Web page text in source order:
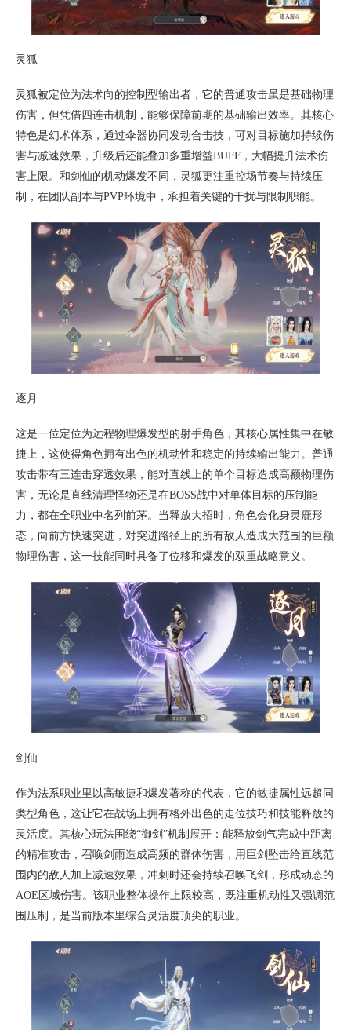
灵狐
灵狐被定位为法术向的控制型输出者，它的普通攻击虽是基础物理
伤害，但凭借四连击机制，能够保障前期的基础输出效率。其核心
特色是幻术体系，通过伞器协同发动合击技，可对目标施加持续伤
害与减速效果，升级后还能叠加多重增益BUFF，大幅提升法术伤
害上限。和剑仙的机动爆发不同，灵狐更注重控场节奏与持续压
制，在团队副本与PVP环境中，承担着关键的干扰与限制职能。
逐月
这是一位定位为远程物理爆发型的射手角色，其核心属性集中在敏
捷上，这使得角色拥有出色的机动性和稳定的持续输出能力。普通
攻击带有三连击穿透效果，能对直线上的单个目标造成高额物理伤
害，无论是直线清理怪物还是在BOSS战中对单体目标的压制能
力，都在全职业中名列前茅。当释放大招时，角色会化身灵鹿形
态，向前方快速突进，对突进路径上的所有敌人造成大范围的巨额
物理伤害，这一技能同时具备了位移和爆发的双重战略意义。
剑仙
作为法系职业里以高敏捷和爆发著称的代表，它的敏捷属性远超同
类型角色，这让它在战场上拥有格外出色的走位技巧和技能释放的
灵活度。其核心玩法围绕“御剑”机制展开：能释放剑气完成中距离
的精准攻击，召唤剑雨造成高频的群体伤害，用巨剑坠击给直线范
围内的敌人加上减速效果，冲刺时还会持续召唤飞剑，形成动态的
AOE区域伤害。该职业整体操作上限较高，既注重机动性又强调范
围压制，是当前版本里综合灵活度顶尖的职业。